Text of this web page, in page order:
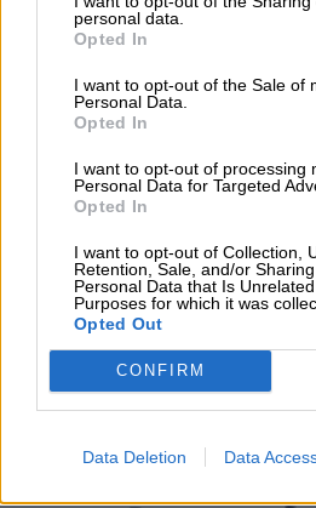
personal data.
Opted In
I want to opt-out of the Sale of
Personal Data.
Opted In
I want to opt-out of processing
Personal Data for Targeted
Opted In
I want to opt-out of Collection,
Retention, Sale, and/or
Personal Data that Is
Purposes for which it was
Opted Out
CONFIRM
Data Deletion Data
▌ΤΕΛΕΥΤΑΙΑ